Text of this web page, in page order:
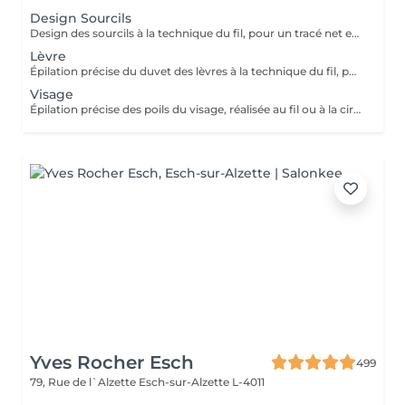
Design Sourcils
Design des sourcils à la technique du fil, pour un tracé net et harmonieux. Le service comprend la définition de la forme adaptée à votre visage, pour un résultat naturel et parfaitement structuré.
Lèvre
Épilation précise du duvet des lèvres à la technique du fil, pour un contour net et lisse. Le service assure un résultat délicat, confortable et parfaitement soigné.
Visage
Épilation précise des poils du visage, réalisée au fil ou à la cire, pour un teint net et lisse. Le service inclut la préparation et le soin de la peau, assurant un résultat confortable, soigné et durable.
Yves Rocher Esch
499
79, Rue de l`Alzette Esch-sur-Alzette L-4011